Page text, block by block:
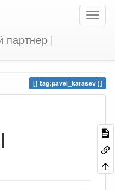
|
tag:pavel_karasev